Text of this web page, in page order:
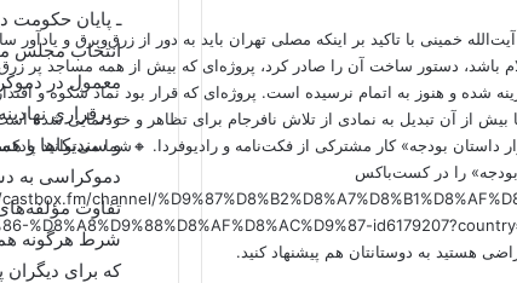
ـ پایان حکومت
انتخاب مجلس
معمول در
ـ برقراری
و سندیکاها و
دموکراسی به
تفاوت
شرط هرگونه
که برای
آیت‌الله خمینی با تاکید بر اینکه مصلی تهران باید به دور از زرق‌وبرق و یادآور
باشد، دستور ساخت آن را صادر کرد، پروژه‌ای که بیش از همه مساجد پر
شده و هنوز به اتمام نرسیده است. پروژه‌ای که قرار بود نماد شکوه و
بیش از آن تبدیل به نمادی از تلاش نافرجام برای تظاهر و خودنمایی شده
داستان بودجه» کار مشترکی از فکت‌نامه و رادیوفردا. 🔸شما می‌توانید
را در کست‌باکس
channel/
هستید به دوستانتان هم پیشنهاد کنید.